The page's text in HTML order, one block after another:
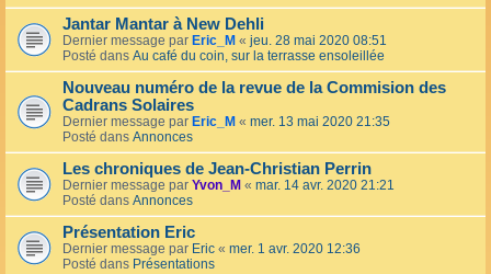
Jantar Mantar à New Dehli
Dernier message par Eric_M « jeu. 28 mai 2020 08:51
Posté dans Au café du coin, sur la terrasse ensoleillée
Nouveau numéro de la revue de la Commision des
Cadrans Solaires
Dernier message par Eric_M « mer. 13 mai 2020 21:35
Posté dans Annonces
Les chroniques de Jean-Christian Perrin
Dernier message par Yvon_M « mar. 14 avr. 2020 21:21
Posté dans Annonces
Présentation Eric
Dernier message par Eric « mer. 1 avr. 2020 12:36
Posté dans Présentations